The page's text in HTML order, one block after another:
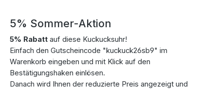
5% Sommer-Aktion
5% Rabatt auf diese Kuckucksuhr!
Einfach den Gutscheincode "kuckuck26sb9" im
Warenkorb eingeben und mit Klick auf den
Bestätigungshaken einlösen.
Danach wird Ihnen der reduzierte Preis angezeigt und